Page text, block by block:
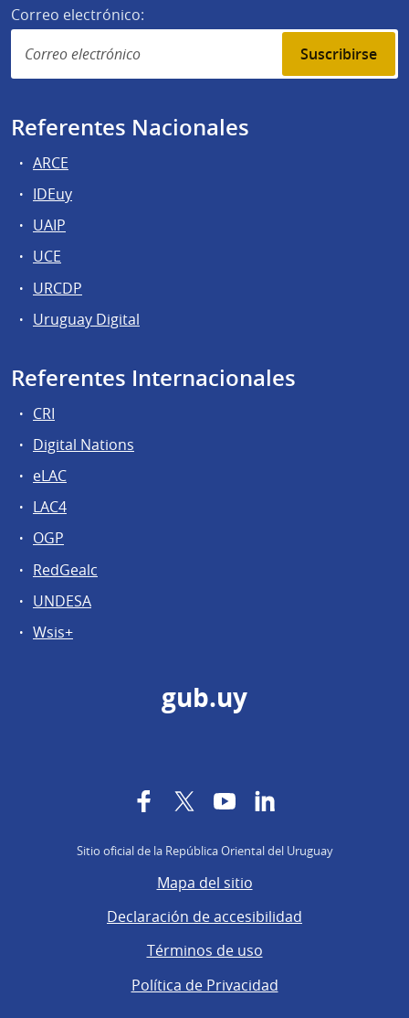
Correo electrónico:
Suscribirse
Referentes Nacionales
ARCE
IDEuy
UAIP
UCE
URCDP
Uruguay Digital
Referentes Internacionales
CRI
Digital Nations
eLAC
LAC4
OGP
RedGealc
UNDESA
Wsis+
gub.uy
FacebookTwitterYouTube
Sitio oficial de la República Oriental del Uruguay
Mapa del sitio
Declaración de accesibilidad
Términos de uso
Política de Privacidad